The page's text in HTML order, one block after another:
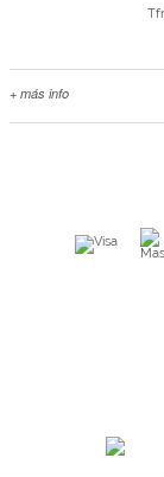
+ más info
Kimidori PRINT,
Pago seguro y